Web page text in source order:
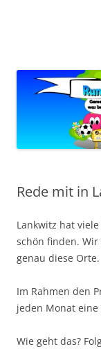
Rede mit in
Lankwitz hat
schön finden.
genau diese Orte.
Im Rahmen den
jeden Monat
Wie geht das?